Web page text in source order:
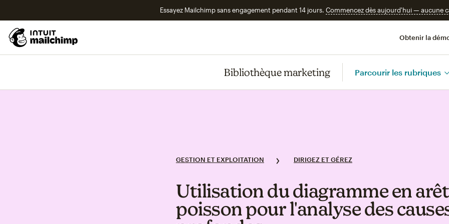
Essayez Mailchimp sans engagement pendant 14 jours. Commencez dès aujourd'hui — aucune
Obtenir la
Bibliothèque marketing Parcourir les rubriques
GESTION ET EXPLOITATION DIRIGEZ ET GÉREZ
Utilisation du diagramme en
poisson pour l'analyse des